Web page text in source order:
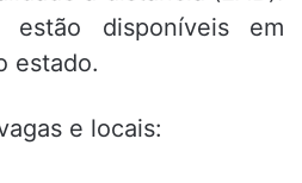
estão disponíveis em
estado.
e locais: